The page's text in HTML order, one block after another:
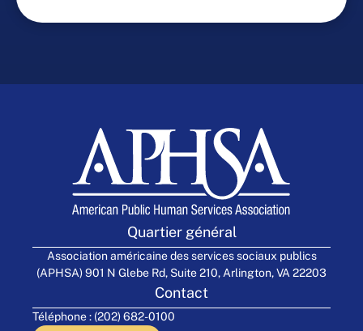
Quartier général
Association américaine des services sociaux publics
(APHSA) 901 N Glebe Rd, Suite 210, Arlington, VA 22203
Contact
Téléphone : (202) 682-0100